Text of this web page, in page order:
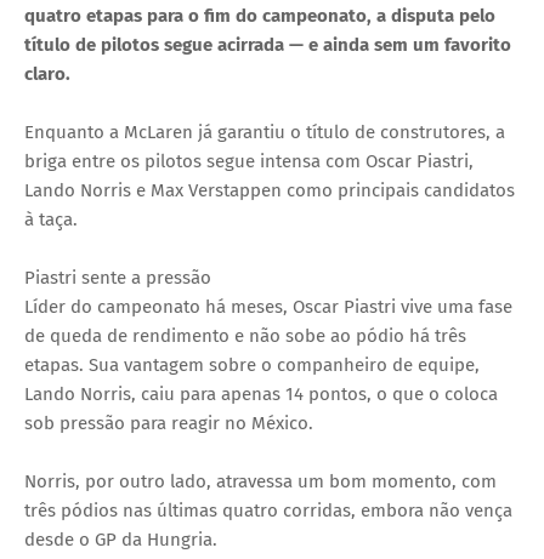
quatro etapas para o fim do campeonato, a disputa pelo
título de pilotos segue acirrada — e ainda sem um favorito
claro.
Enquanto a McLaren já garantiu o título de construtores, a
briga entre os pilotos segue intensa com Oscar Piastri,
Lando Norris e Max Verstappen como principais candidatos
à taça.
Piastri sente a pressão
Líder do campeonato há meses, Oscar Piastri vive uma fase
de queda de rendimento e não sobe ao pódio há três
etapas. Sua vantagem sobre o companheiro de equipe,
Lando Norris, caiu para apenas 14 pontos, o que o coloca
sob pressão para reagir no México.
Norris, por outro lado, atravessa um bom momento, com
três pódios nas últimas quatro corridas, embora não vença
desde o GP da Hungria.